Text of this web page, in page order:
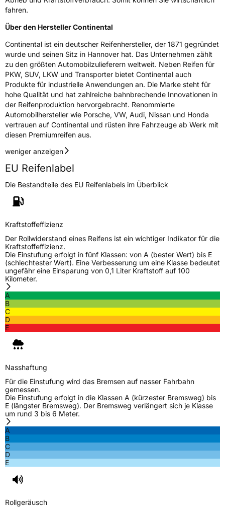
Nasshaftung C
Rollgeräusch (Klasse)B
Rollgeräusch (dB)73
FahrzeugklasseC1
3PMSF / Schneeflockensymbol / Alpine-Symbol Nein
EisgripNein
EPREL ID482741
Allgemeine Produktsicherheit (GPSR)
HerstellerkontaktContinental Reifen Deutschland GmbH
Continental-Plaza 1 30173 Hannover
Deutschland,
fahren.
Über den Hersteller Continental
Continental ist ein deutscher Reifenhersteller, der 1871 gegründet
wurde und seinen Sitz in Hannover hat. Das Unternehmen zählt
zu den größten Automobilzulieferern weltweit. Neben Reifen für
PKW, SUV, LKW und Transporter bietet Continental auch
Produkte für industrielle Anwendungen an. Die Marke steht für
hohe Qualität und hat zahlreiche bahnbrechende Innovationen in
der Reifenproduktion hervorgebracht. Renommierte
Automobilhersteller wie Porsche, VW, Audi, Nissan und Honda
vertrauen auf Continental und rüsten ihre Fahrzeuge ab Werk mit
diesen Premiumreifen aus.
weniger anzeigen
EU Reifenlabel
Die Bestandteile des EU Reifenlabels im Überblick
Kraftstoffeffizienz
Der Rollwiderstand eines Reifens ist ein wichtiger Indikator für die
Kraftstoffeffizienz.
Die Einstufung erfolgt in fünf Klassen: von A (bester Wert) bis E
(schlechtester Wert). Eine Verbesserung um eine Klasse bedeutet
ungefähr eine Einsparung von 0,1 Liter Kraftstoff auf 100
Kilometer.
A
B
C
D
E
Nasshaftung
Für die Einstufung wird das Bremsen auf nasser Fahrbahn
gemessen.
Die Einstufung erfolgt in die Klassen A (kürzester Bremsweg) bis
E (längster Bremsweg). Der Bremsweg verlängert sich je Klasse
um rund 3 bis 6 Meter.
A
B
C
D
E
Rollgeräusch